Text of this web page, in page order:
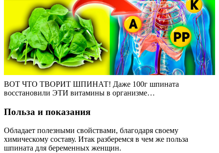
ВОТ ЧТО ТВОРИТ ШПИНАТ! Даже 100г шпината
восстановили ЭТИ витамины в организме…
Польза и показания
Обладает полезными свойствами, благодаря своему
химическому составу. Итак разберемся в чем же польза
шпината для беременных женщин.